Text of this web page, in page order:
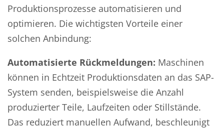
Produktionsprozesse automatisieren und
optimieren. Die wichtigsten Vorteile einer
solchen Anbindung:
Automatisierte Rückmeldungen: Maschinen
können in Echtzeit Produktionsdaten an das SAP-
System senden, beispielsweise die Anzahl
produzierter Teile, Laufzeiten oder Stillstände.
Das reduziert manuellen Aufwand, beschleunigt